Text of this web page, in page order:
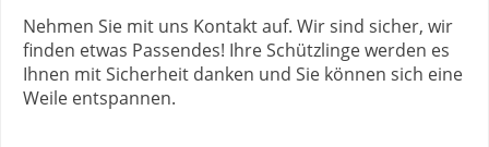
Nehmen Sie mit uns Kontakt auf. Wir sind sicher, wir
finden etwas Passendes! Ihre Schützlinge werden es
Ihnen mit Sicherheit danken und Sie können sich eine
Weile entspannen.